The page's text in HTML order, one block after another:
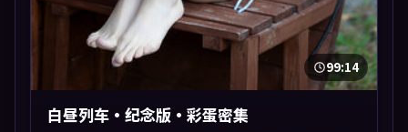
99:14
白昼列车·纪念版·彩蛋密集